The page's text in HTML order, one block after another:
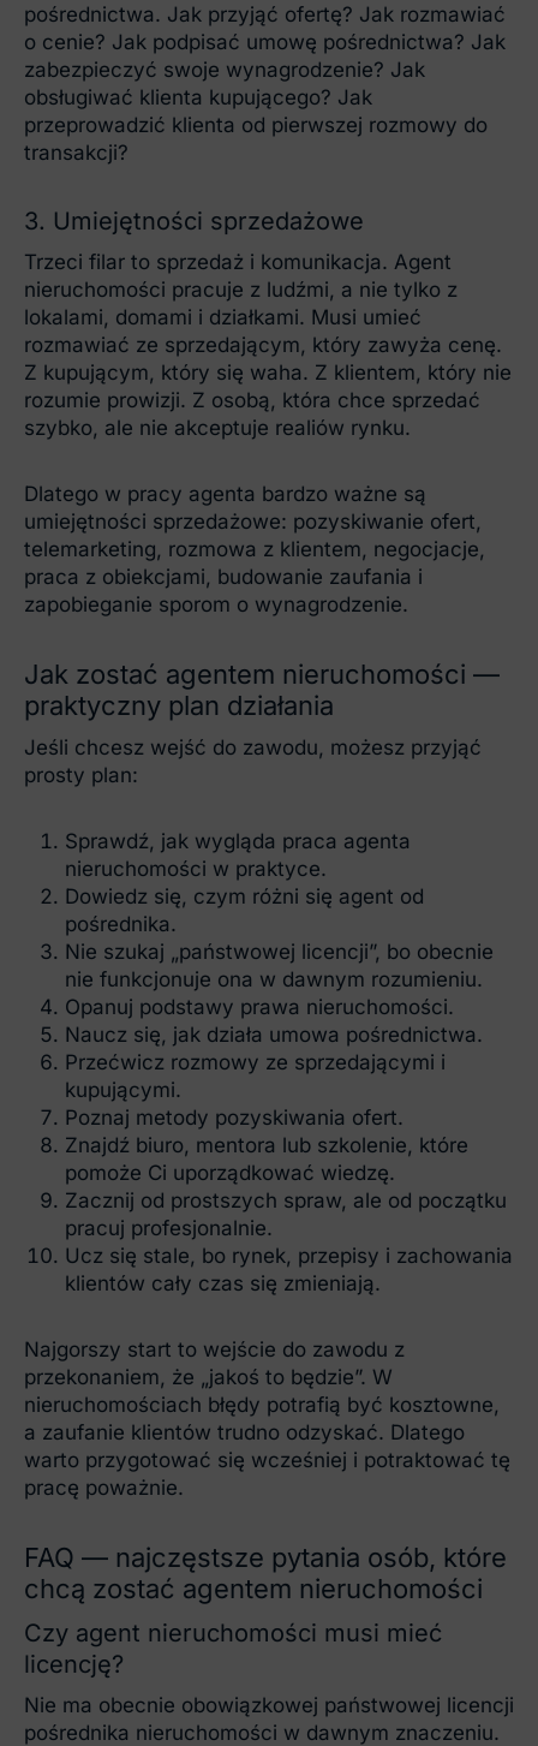
pośrednictwa. Jak przyjąć ofertę? Jak rozmawiać
o cenie? Jak podpisać umowę pośrednictwa? Jak
zabezpieczyć swoje wynagrodzenie? Jak
obsługiwać klienta kupującego? Jak
przeprowadzić klienta od pierwszej rozmowy do
transakcji?
3. Umiejętności sprzedażowe
Trzeci filar to sprzedaż i komunikacja. Agent
nieruchomości pracuje z ludźmi, a nie tylko z
lokalami, domami i działkami. Musi umieć
rozmawiać ze sprzedającym, który zawyża cenę.
Z kupującym, który się waha. Z klientem, który nie
rozumie prowizji. Z osobą, która chce sprzedać
szybko, ale nie akceptuje realiów rynku.
Dlatego w pracy agenta bardzo ważne są
umiejętności sprzedażowe: pozyskiwanie ofert,
telemarketing, rozmowa z klientem, negocjacje,
praca z obiekcjami, budowanie zaufania i
zapobieganie sporom o wynagrodzenie.
Jak zostać agentem nieruchomości —
praktyczny plan działania
Jeśli chcesz wejść do zawodu, możesz przyjąć
prosty plan:
Sprawdź, jak wygląda praca agenta
nieruchomości w praktyce.
Dowiedz się, czym różni się agent od
pośrednika.
Nie szukaj „państwowej licencji”, bo obecnie
nie funkcjonuje ona w dawnym rozumieniu.
Opanuj podstawy prawa nieruchomości.
Naucz się, jak działa umowa pośrednictwa.
Przećwicz rozmowy ze sprzedającymi i
kupującymi.
Poznaj metody pozyskiwania ofert.
Znajdź biuro, mentora lub szkolenie, które
pomoże Ci uporządkować wiedzę.
Zacznij od prostszych spraw, ale od początku
pracuj profesjonalnie.
Ucz się stale, bo rynek, przepisy i zachowania
klientów cały czas się zmieniają.
Najgorszy start to wejście do zawodu z
przekonaniem, że „jakoś to będzie”. W
nieruchomościach błędy potrafią być kosztowne,
a zaufanie klientów trudno odzyskać. Dlatego
warto przygotować się wcześniej i potraktować tę
pracę poważnie.
FAQ — najczęstsze pytania osób, które
chcą zostać agentem nieruchomości
Czy agent nieruchomości musi mieć
licencję?
Nie ma obecnie obowiązkowej państwowej licencji
pośrednika nieruchomości w dawnym znaczeniu.